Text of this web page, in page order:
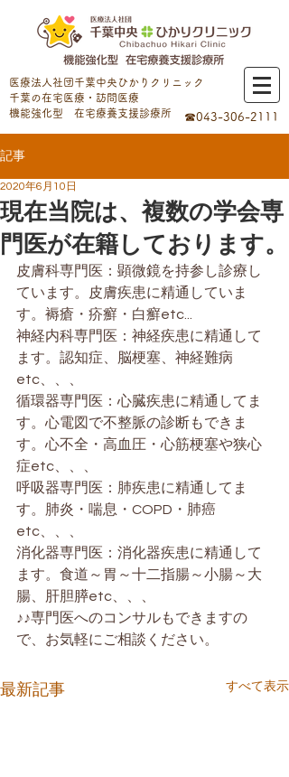
☎043-306-2111
医療法人社団千葉中央ひかりクリニック
千葉の在宅医療・訪問医療
​機能強化型 在宅療養支援診療所
記事
現在当院は、複数の学会専
門医が在籍しております。
2020年6月10日
皮膚科専門医：顕微鏡を持参し診療し
ています。皮膚疾患に精通していま
す。褥瘡・疥癬・白癬etc...
神経内科専門医：神経疾患に精通して
ます。認知症、脳梗塞、神経難病
etc、、、
循環器専門医：心臓疾患に精通してま
す。心電図で不整脈の診断もできま
す。心不全・高血圧・心筋梗塞や狭心
症etc、、、
呼吸器専門医：肺疾患に精通してま
す。肺炎・喘息・COPD・肺癌
etc、、、
消化器専門医：消化器疾患に精通して
ます。食道～胃～十二指腸～小腸～大
腸、肝胆膵etc、、、
♪♪専門医へのコンサルもできますの
で、お気軽にご相談ください。
最新記事 すべて表示